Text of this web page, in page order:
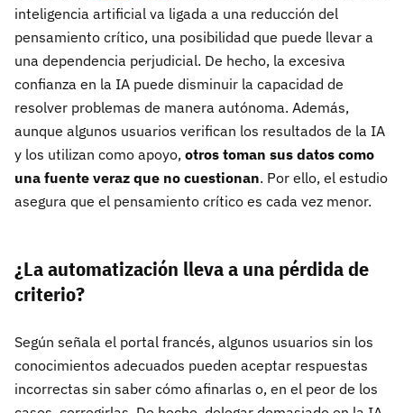
inteligencia artificial va ligada a una reducción del
pensamiento crítico, una posibilidad que puede llevar a
una dependencia perjudicial. De hecho, la excesiva
confianza en la IA puede disminuir la capacidad de
resolver problemas de manera autónoma. Además,
aunque algunos usuarios verifican los resultados de la IA
y los utilizan como apoyo, otros toman sus datos como
una fuente veraz que no cuestionan. Por ello, el estudio
asegura que el pensamiento crítico es cada vez menor.
¿La automatización lleva a una pérdida de
criterio?
Según señala el portal francés, algunos usuarios sin los
conocimientos adecuados pueden aceptar respuestas
incorrectas sin saber cómo afinarlas o, en el peor de los